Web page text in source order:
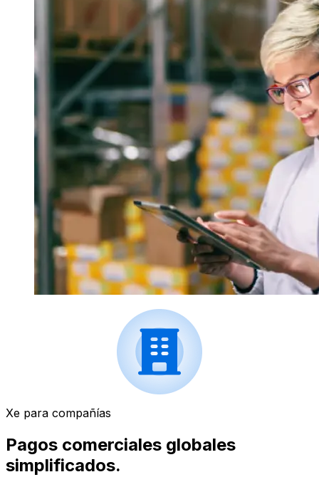
Xe para compañías
Pagos comerciales globales
simplificados.